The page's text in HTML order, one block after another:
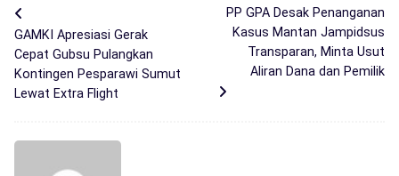
GAMKI Apresiasi Gerak
Cepat Gubsu Pulangkan
Kontingen Pesparawi Sumut
Lewat Extra Flight
PP GPA Desak Penanganan
Kasus Mantan Jampidsus
Transparan, Minta Usut
Aliran Dana dan Pemilik